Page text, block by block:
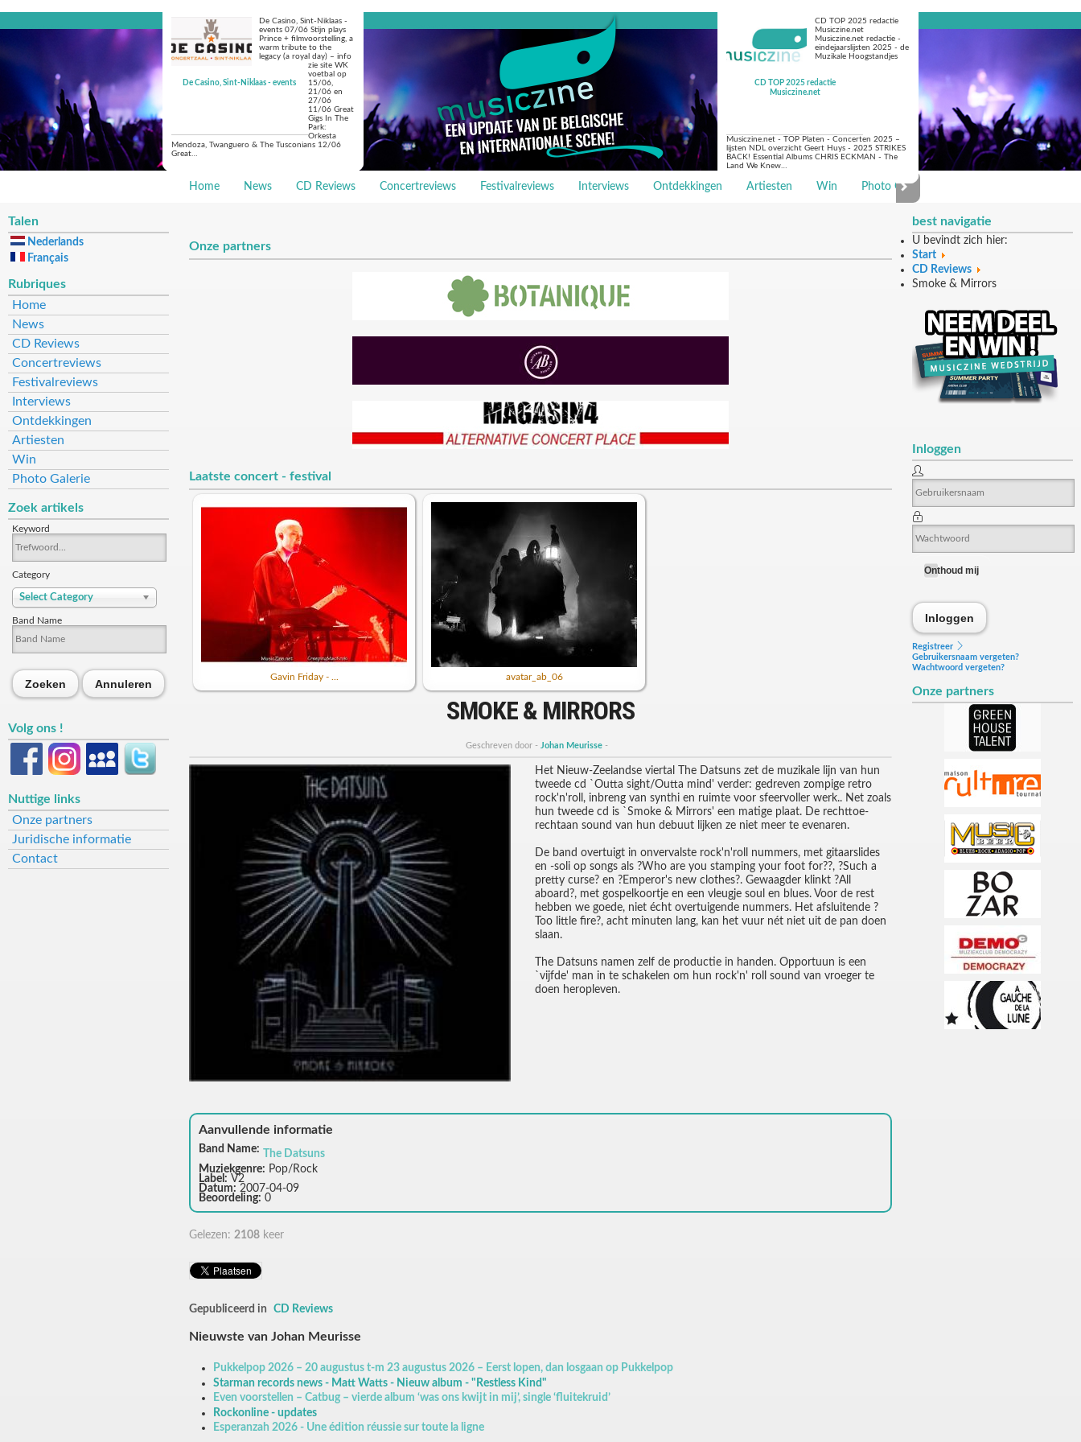
De Casino, Sint-Niklaas - events
De Casino, Sint-Niklaas -
events 07/06 Stijn plays
Prince + filmvoorstelling, a
warm tribute to the
legacy (a royal day) – info
zie site WK
voetbal op
15/06,
21/06 en
27/06
11/06 Great
Gigs In The
Park:
Orkesta
Mendoza, Twanguero & The Tusconians 12/06
Great…
CD TOP 2025 redactie
Musiczine.net
CD TOP 2025 redactie
Musiczine.net
Musiczine.net redactie -
eindejaarslijsten 2025 - de
Muzikale Hoogstandjes
Musiczine.net - TOP Platen - Concerten 2025 –
lijsten NDL overzicht Geert Huys - 2025 STRIKES
BACK! Essential Albums CHRIS ECKMAN - The
Land We Knew…
Home News CD Reviews Concertreviews Festivalreviews Interviews Ontdekkingen Artiesten Win Photo Galerie
Talen
Nederlands
Français
Rubriques
Home
News
CD Reviews
Concertreviews
Festivalreviews
Interviews
Ontdekkingen
Artiesten
Win
Photo Galerie
Zoek artikels
Keyword
Category
Select Category
Band Name
Zoeken Annuleren
Volg ons !
Nuttige links
Onze partners
Juridische informatie
Contact
best navigatie
U bevindt zich hier:
Start
CD Reviews
Smoke & Mirrors
Inloggen
Onthoud mij
Inloggen
Registreer
Gebruikersnaam vergeten?
Wachtwoord vergeten?
Onze partners
Onze partners
Laatste concert - festival
Gavin Friday - ... avatar_ab_06
SMOKE & MIRRORS
Geschreven door - Johan Meurisse-
Het Nieuw-Zeelandse viertal The Datsuns zet de muzikale lijn van hun
tweede cd `Outta sight/Outta mind' verder: gedreven zompige retro
rock'n'roll, inbreng van synthi en ruimte voor sfeervoller werk.. Net zoals
hun tweede cd is `Smoke & Mirrors' een matige plaat. De rechttoe-
rechtaan sound van hun debuut lijken ze niet meer te evenaren.
De band overtuigt in onvervalste rock'n'roll nummers, met gitaarslides
en -soli op songs als ?Who are you stamping your foot for??, ?Such a
pretty curse? en ?Emperor's new clothes?. Gewaagder klinkt ?All
aboard?, met gospelkoortje en een vleugje soul en blues. Voor de rest
hebben we goede, niet écht overtuigende nummers. Het afsluitende ?
Too little fire?, acht minuten lang, kan het vuur nét niet uit de pan doen
slaan.
The Datsuns namen zelf de productie in handen. Opportuun is een
`vijfde' man in te schakelen om hun rock'n' roll sound van vroeger te
doen heropleven.
Aanvullende informatie
Band Name: The Datsuns
Muziekgenre: Pop/Rock
Label: V2
Datum: 2007-04-09
Beoordeling: 0
Gelezen: 2108 keer
Gepubliceerd in CD Reviews
Nieuwste van Johan Meurisse
Pukkelpop 2026 – 20 augustus t-m 23 augustus 2026 – Eerst lopen, dan losgaan op Pukkelpop
Starman records news - Matt Watts - Nieuw album - "Restless Kind"
Even voorstellen – Catbug – vierde album ‘was ons kwijt in mij’, single ‘fluitekruid’
Rockonline - updates
Esperanzah 2026 - Une édition réussie sur toute la ligne